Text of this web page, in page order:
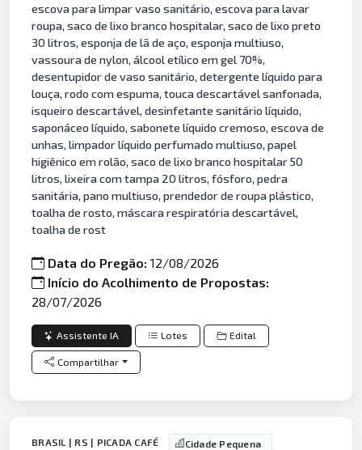
escova para limpar vaso sanitário, escova para lavar
roupa, saco de lixo branco hospitalar, saco de lixo preto
30 litros, esponja de lã de aço, esponja multiuso,
vassoura de nylon, álcool etílico em gel 70%,
desentupidor de vaso sanitário, detergente líquido para
louça, rodo com espuma, touca descartável sanfonada,
isqueiro descartável, desinfetante sanitário líquido,
saponáceo líquido, sabonete líquido cremoso, escova de
unhas, limpador líquido perfumado multiuso, papel
higiênico em rolão, saco de lixo branco hospitalar 50
litros, lixeira com tampa 20 litros, fósforo, pedra
sanitária, pano multiuso, prendedor de roupa plástico,
toalha de rosto, máscara respiratória descartável,
toalha de rost
Data do Pregão:12/08/2026
Início do Acolhimento de Propostas:
28/07/2026
Assistente IA Lotes Edital
Compartilhar
BRASIL | RS | PICADA CAFÉ Cidade Pequena